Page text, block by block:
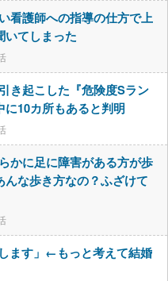
看護師への指導の仕方で上
いてしまった
き起こした『危険度Sラン
10カ所もあると判明
かに足に障害がある方が歩
な歩き方なの？ふざけて
ます」←もっと考えて結婚